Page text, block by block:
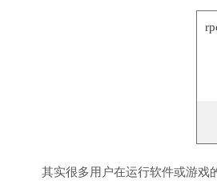
其实很多用户在运行软件或游戏